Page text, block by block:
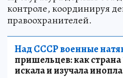
контроле, координируя
правоохранителей.
Над СССР военные
пришельцев: как страна
искала и изучала